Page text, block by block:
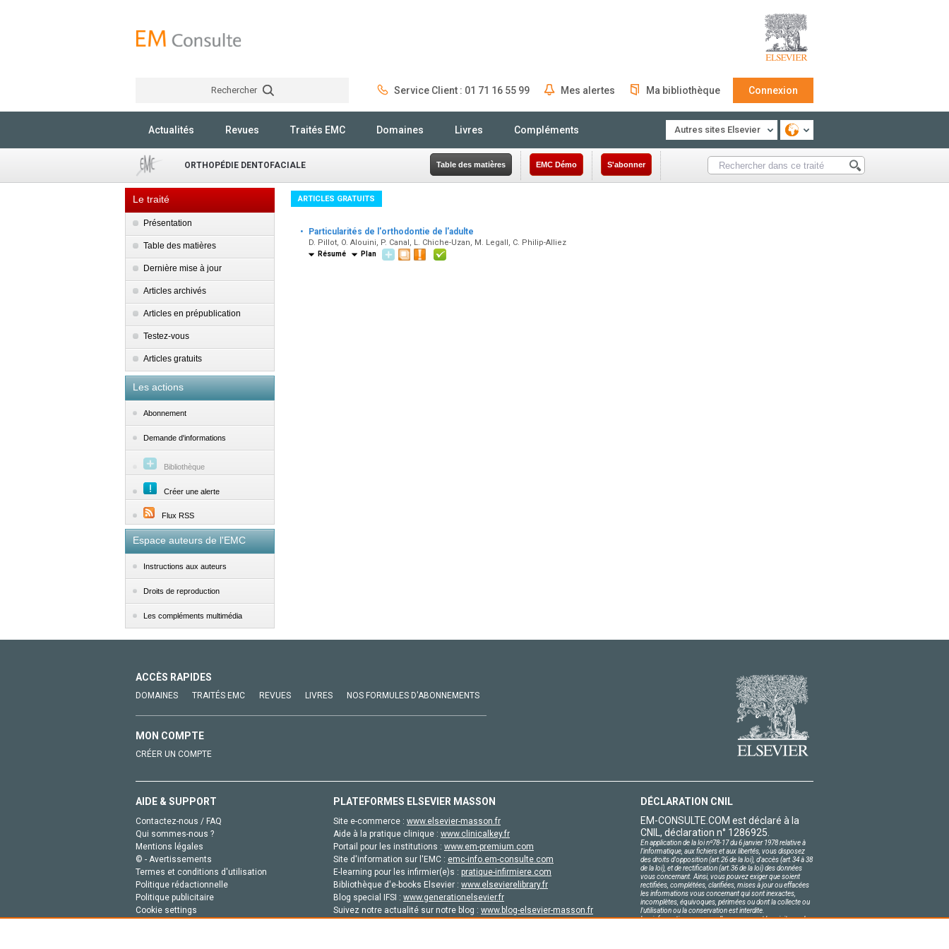
Rechercher Service Client : 01 71 16 55 99 Mes alertes Ma bibliothèque Connexion
Actualités Revues Traités EMC Domaines Livres Compléments Autres sites Elsevier
ORTHOPÉDIE DENTOFACIALE Table des matières EMC Démo S'abonner
Le traité
Présentation
Table des matières
Dernière mise à jour
Articles archivés
Articles en prépublication
Testez-vous
Articles gratuits
Les actions
Abonnement
Demande d'informations
Bibliothèque
Créer une alerte
Flux RSS
Espace auteurs de l'EMC
Instructions aux auteurs
Droits de reproduction
Les compléments multimédia
ARTICLES GRATUITS
· Particularités de l'orthodontie de l'adulte
D. Pillot, O. Alouini, P. Canal, L. Chiche-Uzan, M. Legall, C. Philip-Alliez
Résumé Plan
ACCÈS RAPIDES
DOMAINES TRAITÉS EMC REVUES LIVRES NOS FORMULES D'ABONNEMENTS
MON COMPTE
CRÉER UN COMPTE
AIDE & SUPPORT
Contactez-nous / FAQ
Qui sommes-nous ?
Mentions légales
© - Avertissements
Termes et conditions d'utilisation
Politique rédactionnelle
Politique publicitaire
Cookie settings
PLATEFORMES ELSEVIER MASSON
Site e-commerce : www.elsevier-masson.fr
Aide à la pratique clinique : www.clinicalkey.fr
Portail pour les institutions : www.em-premium.com
Site d'information sur l'EMC : emc-info.em-consulte.com
E-learning pour les infirmier(e)s : pratique-infirmiere.com
Bibliothèque d'e-books Elsevier : www.elsevierelibrary.fr
Blog special IFSI : www.generationelsevier.fr
Suivez notre actualité sur notre blog : www.blog-elsevier-masson.fr
DÉCLARATION CNIL
EM-CONSULTE.COM est déclaré à la
CNIL, déclaration n° 1286925.
En application de la loi nº78-17 du 6 janvier 1978 relative à
l'informatique, aux fichiers et aux libertés, vous disposez
des droits d'opposition (art.26 de la loi), d'accès (art.34 à 38
de la loi), et de rectification (art.36 de la loi) des données
vous concernant. Ainsi, vous pouvez exiger que soient
rectifiées, complétées, clarifiées, mises à jour ou effacées
les informations vous concernant qui sont inexactes,
incomplètes, équivoques, périmées ou dont la collecte ou
l'utilisation ou la conservation est interdite.
Les informations personnelles concernant les visiteurs de